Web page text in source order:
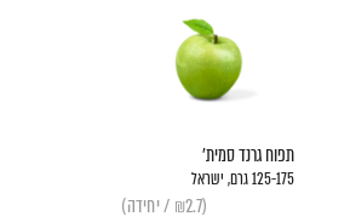
תפוח גרנד סמית׳
125-175 גרם, ישראל
(₪2.7 / יחידה)